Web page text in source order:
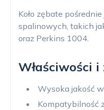
Koło zębate
spalinowych, takich
oraz Perkins 1004.
Właściwości
Wysoka jakość
Kompatybilność